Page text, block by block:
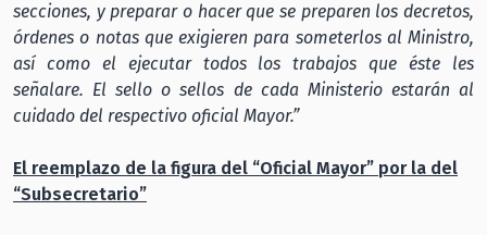
secciones, y preparar o hacer que se preparen los decretos,
órdenes o notas que exigieren para someterlos al Ministro,
así como el ejecutar todos los trabajos que éste les
señalare. El sello o sellos de cada Ministerio estarán al
cuidado del respectivo oficial Mayor.”
El reemplazo de la figura del “Oficial Mayor” por la del
“Subsecretario”